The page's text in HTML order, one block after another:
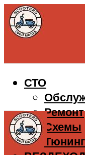
СТО
Ремонт
Схемы
Тюнинг